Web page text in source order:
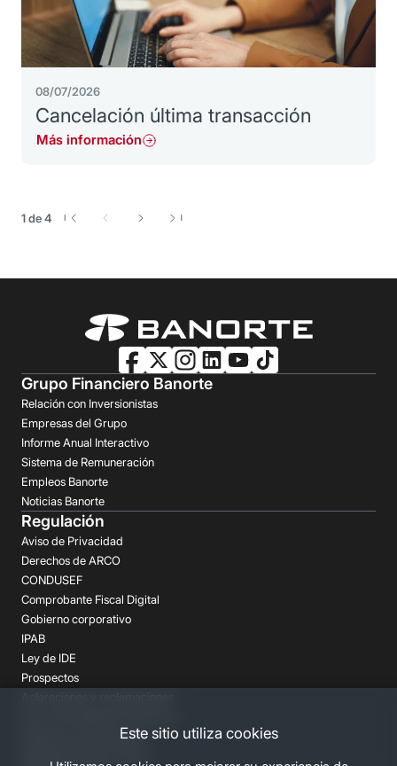
Este sitio utiliza cookies
08/07/2026
Cancelación última transacción
Más información
1de4
Grupo Financiero Banorte
Relación con Inversionistas
Empresas del Grupo
Informe Anual Interactivo
Sistema de Remuneración
Empleos Banorte
Noticias Banorte
Regulación
Aviso de Privacidad
Derechos de ARCO
CONDUSEF
Comprobante Fiscal Digital
Gobierno corporativo
IPAB
Ley de IDE
Prospectos
Despachos de Cobranza